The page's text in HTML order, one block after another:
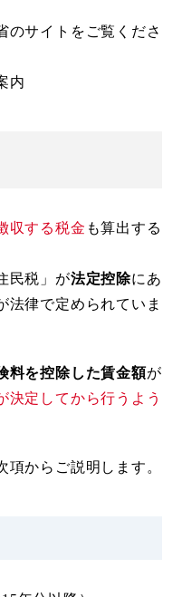
のサイトをご覧くださ
内
収する税金 も算出する
民税」が法定控除にあ
法律で定められていま
料を控除した賃金額が
決定してから行うよう
からご説明します。